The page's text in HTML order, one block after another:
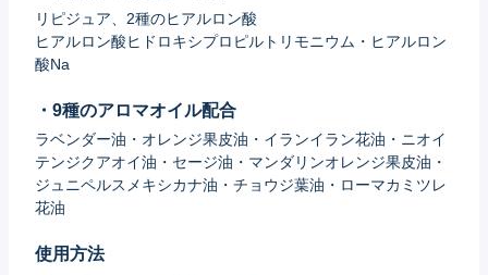
リピジュア、2種のヒアルロン酸
ヒアルロン酸ヒドロキシプロピルトリモニウム・ヒアルロン
酸Na
・9種のアロマオイル配合
ラベンダー油・オレンジ果皮油・イランイラン花油・ニオイ
テンジクアオイ油・セージ油・マンダリンオレンジ果皮油・
ジュニペルスメキシカナ油・チョウジ葉油・ローマカミツレ
花油
使用方法